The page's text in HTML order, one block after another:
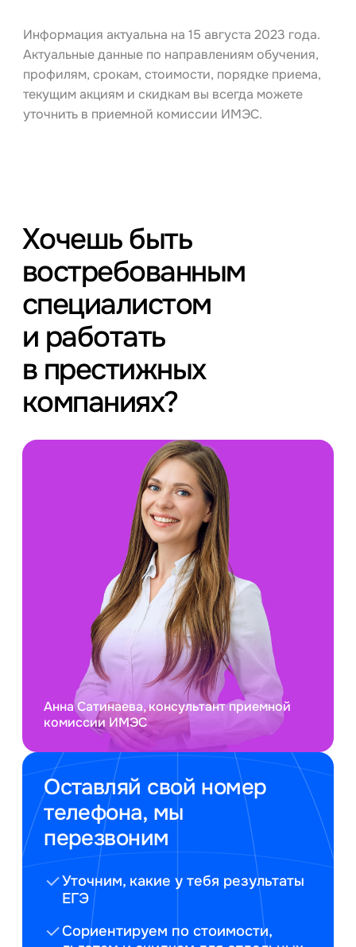
Информация актуальна на 15 августа 2023 года.
Актуальные данные по направлениям обучения,
профилям, срокам, стоимости, порядке приема,
текущим акциям и скидкам вы всегда можете
уточнить в приемной комиссии ИМЭС.
Хочешь быть
востребованным
специалистом
и работать
в престижных
компаниях?
Оставляй свой номер
телефона, мы
перезвоним
Уточним, какие у тебя результаты
ЕГЭ
Сориентируем по стоимости,
Анна Сатинаева, консультант приемной
комиссии ИМЭС